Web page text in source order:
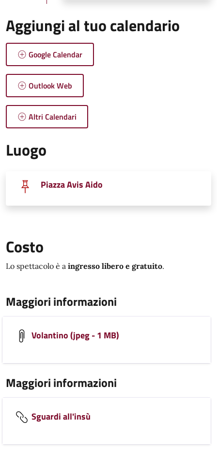
Aggiungi al tuo calendario
Google Calendar
Outlook Web
Altri Calendari
Luogo
Piazza Avis Aido
Costo
Lo spettacolo è a ingresso libero e gratuito.
Maggiori informazioni
Volantino (jpeg - 1 MB)
Maggiori informazioni
Sguardi all'insù